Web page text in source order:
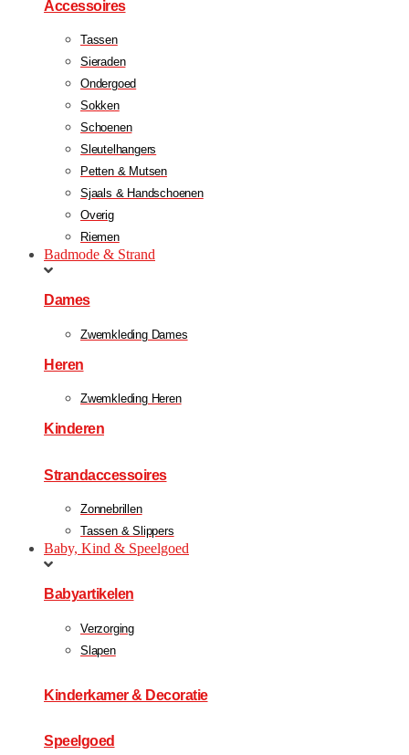
Accessoires
Tassen
Sieraden
Ondergoed
Sokken
Schoenen
Sleutelhangers
Petten & Mutsen
Sjaals & Handschoenen
Overig
Riemen
Badmode & Strand
Dames
Zwemkleding Dames
Heren
Zwemkleding Heren
Kinderen
Strandaccessoires
Zonnebrillen
Tassen & Slippers
Baby, Kind & Speelgoed
Babyartikelen
Verzorging
Slapen
Kinderkamer & Decoratie
Speelgoed